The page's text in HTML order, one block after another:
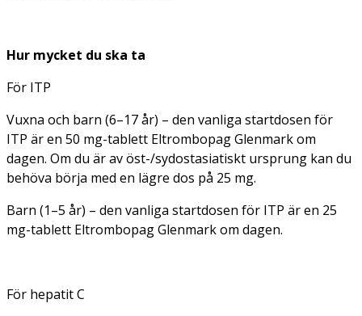
Hur mycket du ska ta
För ITP
Vuxna och barn (6–17 år) – den vanliga startdosen för
ITP är en 50 mg-tablett Eltrombopag Glenmark om
dagen. Om du är av öst-/sydostasiatiskt ursprung kan du
behöva börja med en lägre dos på 25 mg.
Barn (1–5 år) – den vanliga startdosen för ITP är en 25
mg-tablett Eltrombopag Glenmark om dagen.
För hepatit C